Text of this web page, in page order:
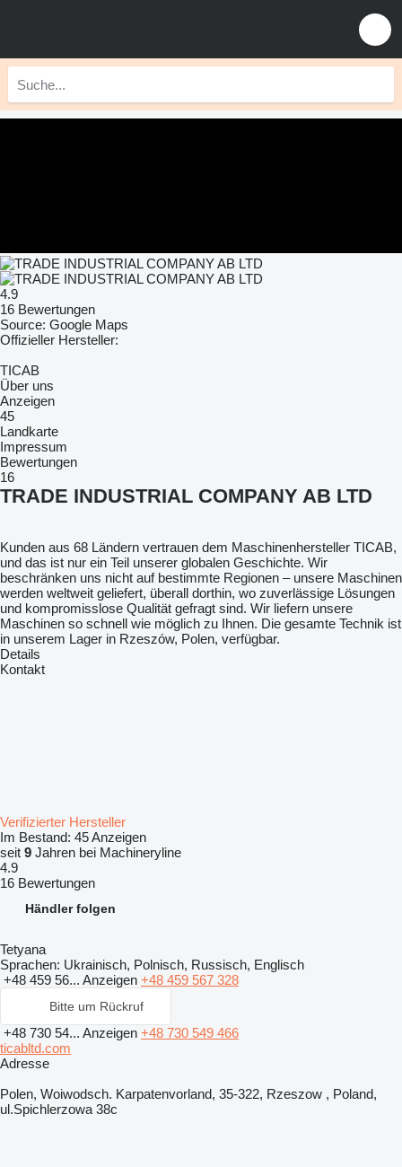
4.9
16 Bewertungen
Source: Google Maps
Offizieller Hersteller:
TICAB
Über uns
Anzeigen
45
Landkarte
Impressum
Bewertungen
16
TRADE INDUSTRIAL COMPANY AB LTD
Kunden aus 68 Ländern vertrauen dem Maschinenhersteller TICAB,
und das ist nur ein Teil unserer globalen Geschichte. Wir
beschränken uns nicht auf bestimmte Regionen – unsere Maschinen
werden weltweit geliefert, überall dorthin, wo zuverlässige Lösungen
und kompromisslose Qualität gefragt sind. Wir liefern unsere
Maschinen so schnell wie möglich zu Ihnen. Die gesamte Technik ist
in unserem Lager in Rzeszów, Polen, verfügbar.
Details
Kontakt
Verifizierter Hersteller
Im Bestand: 45 Anzeigen
seit 9 Jahren bei Machineryline
4.9
16 Bewertungen
Händler folgen
Tetyana
Sprachen: Ukrainisch, Polnisch, Russisch, Englisch
+48 459 56... Anzeigen +48 459 567 328
Bitte um Rückruf
+48 730 54... Anzeigen +48 730 549 466
ticabltd.com
Adresse
Polen, Woiwodsch. Karpatenvorland, 35-322, Rzeszow , Poland,
ul.Spichlerzowa 38c